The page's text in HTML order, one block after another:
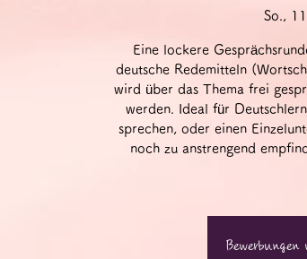
So.,
Eine lockere
deutsche Redemitteln
wird über das Thema frei
werden. Ideal für
sprechen, oder einen
noch zu anstrengend